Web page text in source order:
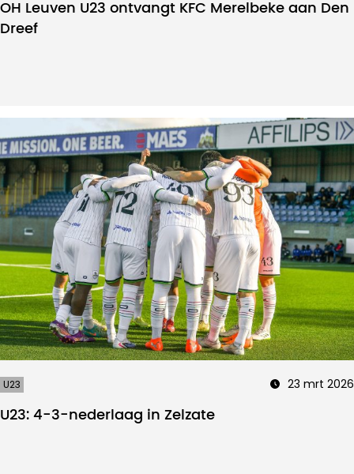
OH Leuven U23 ontvangt KFC Merelbeke aan Den
Dreef
U23 23 mrt 2026
U23: 4-3-nederlaag in Zelzate